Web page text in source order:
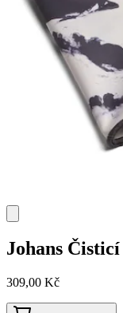
Johans
309,00 Kč